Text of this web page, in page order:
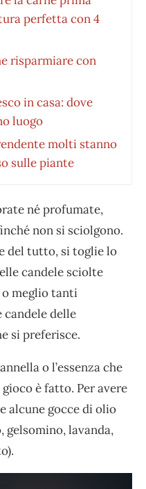
perfetta con 4
risparmiare con
in casa: dove
luogo
molti stanno
sulle piante
né profumate,
non si sciolgono.
del tutto, si toglie lo
candele sciolte
meglio tanti
delle
si preferisce.
o l’essenza che
è fatto. Per avere
alcune gocce di olio
gelsomino, lavanda,